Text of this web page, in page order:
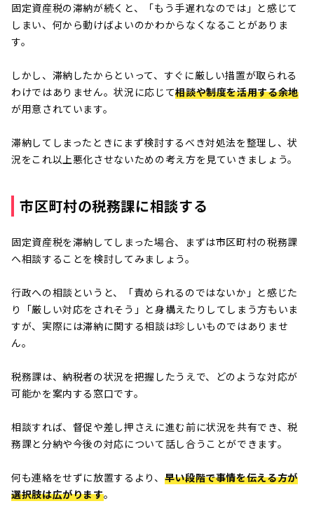
固定資産税の滞納が続くと、「もう手遅れなのでは」と感じて
しまい、何から動けばよいのかわからなくなることがありま
す。
しかし、滞納したからといって、すぐに厳しい措置が取られる
わけではありません。状況に応じて相談や制度を活用する余地
が用意されています。
滞納してしまったときにまず検討するべき対処法を整理し、状
況をこれ以上悪化させないための考え方を見ていきましょう。
市区町村の税務課に相談する
固定資産税を滞納してしまった場合、まずは市区町村の税務課
へ相談することを検討してみましょう。
行政への相談というと、「責められるのではないか」と感じた
り「厳しい対応をされそう」と身構えたりしてしまう方もいま
すが、実際には滞納に関する相談は珍しいものではありませ
ん。
税務課は、納税者の状況を把握したうえで、どのような対応が
可能かを案内する窓口です。
相談すれば、督促や差し押さえに進む前に状況を共有でき、税
務課と分納や今後の対応について話し合うことができます。
何も連絡をせずに放置するより、 早い段階で事情を伝える方が
選択肢は広がります。